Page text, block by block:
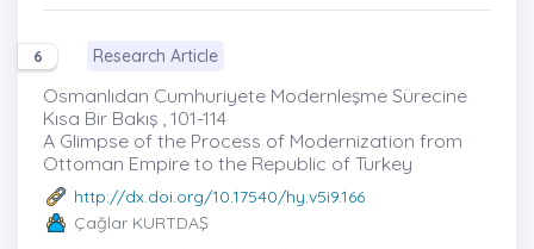
6 Research Article
Osmanlıdan Cumhuriyete Modernleşme Sürecine
Kısa Bir Bakış , 101-114
A Glimpse of the Process of Modernization from
Ottoman Empire to the Republic of Turkey
http://dx.doi.org/10.17540/hy.v5i9.166
Çağlar KURTDAŞ